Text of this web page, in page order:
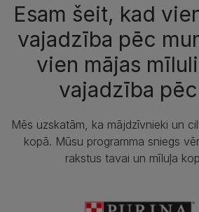
Esam šeit, kad
vajadzība pēc
vien mājas
vajadzība
Mēs uzskatām, ka mājdzīvnieki un
kopā. Mūsu programma sniegs
rakstus tavai un mīluļa